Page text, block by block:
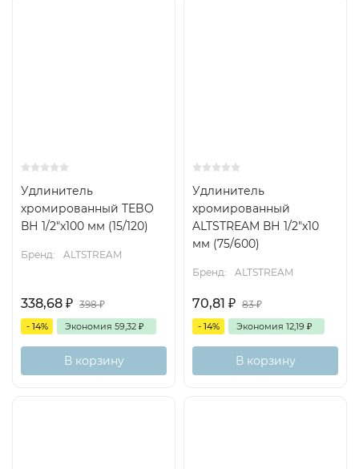
Удлинитель
хромированный TEBO
ВН 1/2"x100 мм (15/120)
Бренд: ALTSTREAM
338,68 ₽ 398₽
- 14% Экономия 59,32 ₽
В корзину
Удлинитель
хромированный
ALTSTREAM ВН 1/2"x10
мм (75/600)
Бренд: ALTSTREAM
70,81 ₽ 83₽
- 14% Экономия 12,19 ₽
В корзину